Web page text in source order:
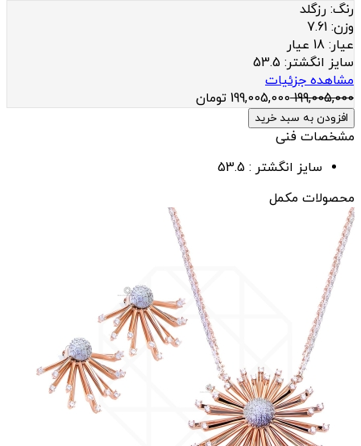
رنگ: رزگلد
وزن: 7.61
عيار: 18 عیار
سایز انگشتر: 53.5
مشاهده جزئیات
199,005,000
199,005,000 تومان
افزودن به سبد خرید
مشخصات فنی
سایز انگشتر : 53.5
محصولات مکمل